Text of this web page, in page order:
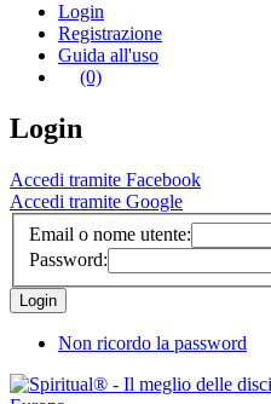
Login
Registrazione
Guida all'uso
(0)
Login
Accedi tramite Facebook
Accedi tramite Google
Email o nome utente:
Password:
Non ricordo la password